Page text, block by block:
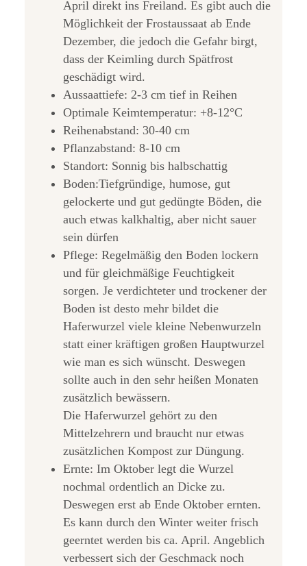
April direkt ins Freiland. Es gibt auch die
Möglichkeit der Frostaussaat ab Ende
Dezember, die jedoch die Gefahr birgt,
dass der Keimling durch Spätfrost
geschädigt wird.
Aussaattiefe: 2-3 cm tief in Reihen
Optimale Keimtemperatur: +8-12°C
Reihenabstand: 30-40 cm
Pflanzabstand: 8-10 cm
Standort: Sonnig bis halbschattig
Boden:Tiefgründige, humose, gut
gelockerte und gut gedüngte Böden, die
auch etwas kalkhaltig, aber nicht sauer
sein dürfen
Pflege: Regelmäßig den Boden lockern
und für gleichmäßige Feuchtigkeit
sorgen. Je verdichteter und trockener der
Boden ist desto mehr bildet die
Haferwurzel viele kleine Nebenwurzeln
statt einer kräftigen großen Hauptwurzel
wie man es sich wünscht. Deswegen
sollte auch in den sehr heißen Monaten
zusätzlich bewässern.
Die Haferwurzel gehört zu den
Mittelzehrern und braucht nur etwas
zusätzlichen Kompost zur Düngung.
Ernte: Im Oktober legt die Wurzel
nochmal ordentlich an Dicke zu.
Deswegen erst ab Ende Oktober ernten.
Es kann durch den Winter weiter frisch
geerntet werden bis ca. April. Angeblich
verbessert sich der Geschmack noch